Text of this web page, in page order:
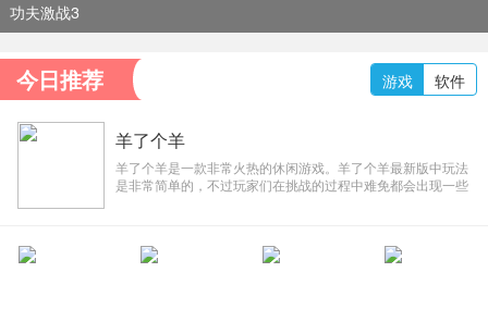
功夫激战3
今日推荐 游戏 软件
羊了个羊
2022-10-25 21:00:11
羊了个羊是一款非常火热的休闲游戏。羊了个羊最新版中玩法
是非常简单的，不过玩家们在挑战的过程中难免都会出现一些